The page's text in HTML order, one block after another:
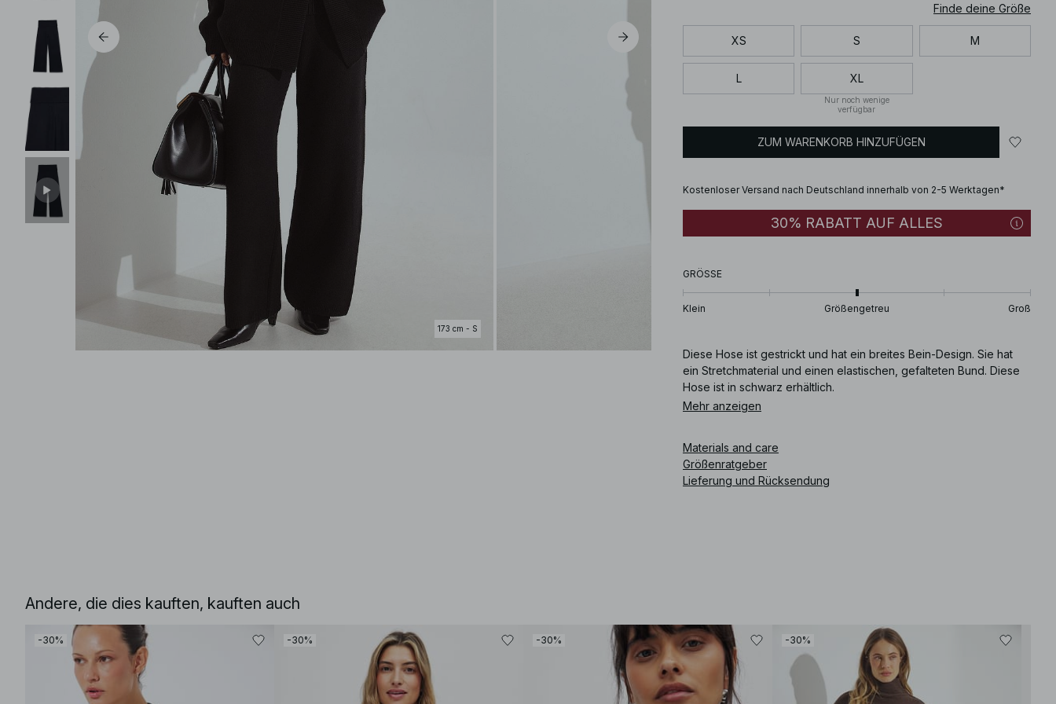
173 cm - S
Finde deine Größe
XS S M
L XL
Nur noch wenige
verfügbar
ZUM WARENKORB HINZUFÜGEN
Kostenloser Versand nach Deutschland innerhalb von 2-5 Werktagen*
30% RABATT AUF ALLES
GRÖSSE
Klein Größengetreu Groß
Diese Hose ist gestrickt und hat ein breites Bein-Design. Sie hat
ein Stretchmaterial und einen elastischen, gefalteten Bund. Diese
Hose ist in schwarz erhältlich.
Mehr anzeigen
Materials and care
Größenratgeber
Lieferung und Rücksendung
Andere, die dies kauften, kauften auch
-30% -30% -30% -30%